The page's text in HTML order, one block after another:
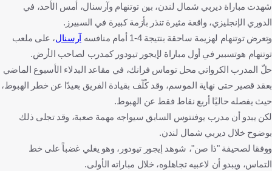
كرة قدم
شهدت مباراة ديربي شمال لندن، بين توتنهام وآرسنال، أمس الأحد، في
الدوري الإنجليزي، واقعة مثيرة تنذر بأزمة كبيرة في السبيرز.
وتعرض توتنهام لهزيمة ساحقة بنتيجة 4-1 أمام منافسه
آرسنال، على ملعب
توتنهام هوتسبير في أول مباراة لإيجور تيودور كمدرب لصاحب الأرض.
حلّ المدرب الكرواتي محل توماس فرانك، في مقاعد البدلاء الأسبوع الماضي
بعقد قصير حتى نهاية الموسم، وقد كُلّف بقيادة الفريق بعيدًا عن خطر الهبوط،
حيث يفصله حاليًا أربع نقاط فقط عن الهبوط.
لكن يبدو أن مدرب يوفنتوس السابق سيواجه مهمة صعبة، وقد تجلى ذلك
بوضوح خلال ديربي شمال لندن.
ووفقا لصحيفة "ذا صن"، شوهد إيجور تيودور، وهو يغلي غضباً على خط
التماس، ويبدو أن لاعبيه تجاهلوه، خلال مباراته الأولى.